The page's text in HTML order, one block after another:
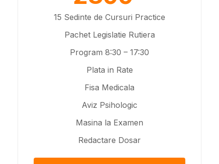
15 Sedinte de Cursuri Practice
Pachet Legislatie Rutiera
Program 8:30 – 17:30
Plata in Rate
Fisa Medicala
Aviz Psihologic
Masina la Examen
Redactare Dosar